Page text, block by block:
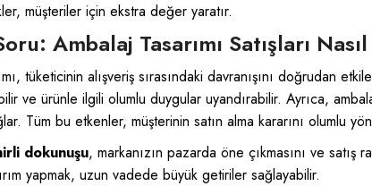
müşteriler için ekstra değer yaratır.
Ambalaj Tasarımı Satışları
tüketicinin alışveriş sırasındaki davranışını doğrudan
ve ürünle ilgili olumlu duygular uyandırabilir. Ayrıca,
Tüm bu etkenler, müşterinin satın alma kararını olumlu
dokunuşu, markanızın pazarda öne çıkmasını ve satış
yapmak, uzun vadede büyük getiriler sağlayabilir.